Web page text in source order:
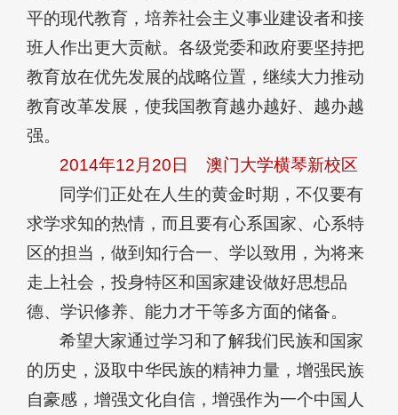
平的现代教育，培养社会主义事业建设者和接
班人作出更大贡献。各级党委和政府要坚持把
教育放在优先发展的战略位置，继续大力推动
教育改革发展，使我国教育越办越好、越办越
强。
2014年12月20日澳门大学横琴新校区
同学们正处在人生的黄金时期，不仅要有
求学求知的热情，而且要有心系国家、心系特
区的担当，做到知行合一、学以致用，为将来
走上社会，投身特区和国家建设做好思想品
德、学识修养、能力才干等多方面的储备。
希望大家通过学习和了解我们民族和国家
的历史，汲取中华民族的精神力量，增强民族
自豪感，增强文化自信，增强作为一个中国人